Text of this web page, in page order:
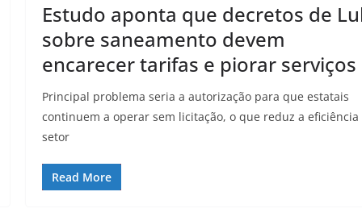
Estudo aponta que decretos de
sobre saneamento devem
encarecer tarifas e piorar serviços
Principal problema seria a autorização para que estatais
continuem a operar sem licitação, o que reduz a eficiência
setor
Read More